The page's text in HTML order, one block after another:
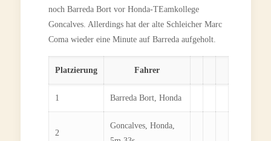
noch Barreda Bort vor Honda-TEamkollege
Goncalves. Allerdings hat der alte Schleicher Marc
Coma wieder eine Minute auf Barreda aufgeholt.
Platzierung Fahrer
1 Barreda Bort, Honda
2
Goncalves, Honda,